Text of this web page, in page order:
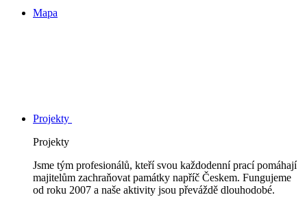
Mapa
Projekty
Projekty
Jsme tým profesionálů, kteří svou každodenní prací pomáhají
majitelům zachraňovat památky napříč Českem. Fungujeme
od roku 2007 a naše aktivity jsou převáždě dlouhodobé.